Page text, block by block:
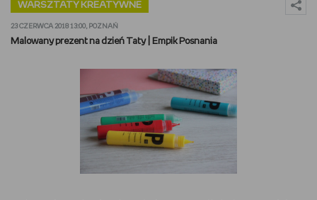
OGLĄDAM
PREZENTOWNIKI
WARSZTATY KREATYWNE
23 CZERWCA 2018 13:00, POZNAŃ
Malowany prezent na dzień Taty | Empik Posnania